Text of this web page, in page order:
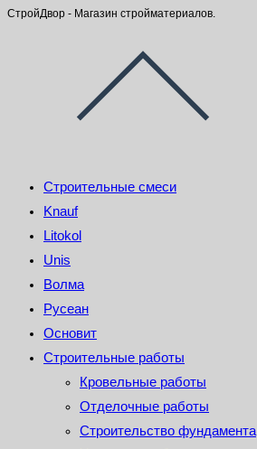
СтройДвор - Магазин стройматериалов.
Строительные смеси
Knauf
Litokol
Unis
Волма
Русеан
Основит
Строительные работы
Кровельные работы
Отделочные работы
Строительство фундамента